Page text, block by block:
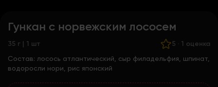
Гункан с норвежским лососем
35 г | 1 шт 5 · 1 оценка
Состав: лосось атлантический, сыр филадельфия, шпинат,
водоросли нори, рис японский